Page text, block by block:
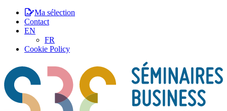
Ma sélection
Contact
EN
FR
Cookie Policy